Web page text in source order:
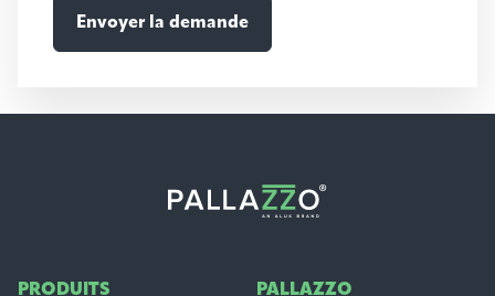
PRODUITS PALLAZZO